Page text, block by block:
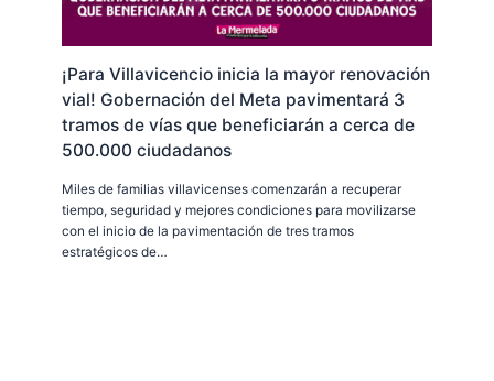
¡Para Villavicencio inicia la mayor renovación
vial! Gobernación del Meta pavimentará 3
tramos de vías que beneficiarán a cerca de
500.000 ciudadanos
Miles de familias villavicenses comenzarán a recuperar
tiempo, seguridad y mejores condiciones para movilizarse
con el inicio de la pavimentación de tres tramos
estratégicos de…